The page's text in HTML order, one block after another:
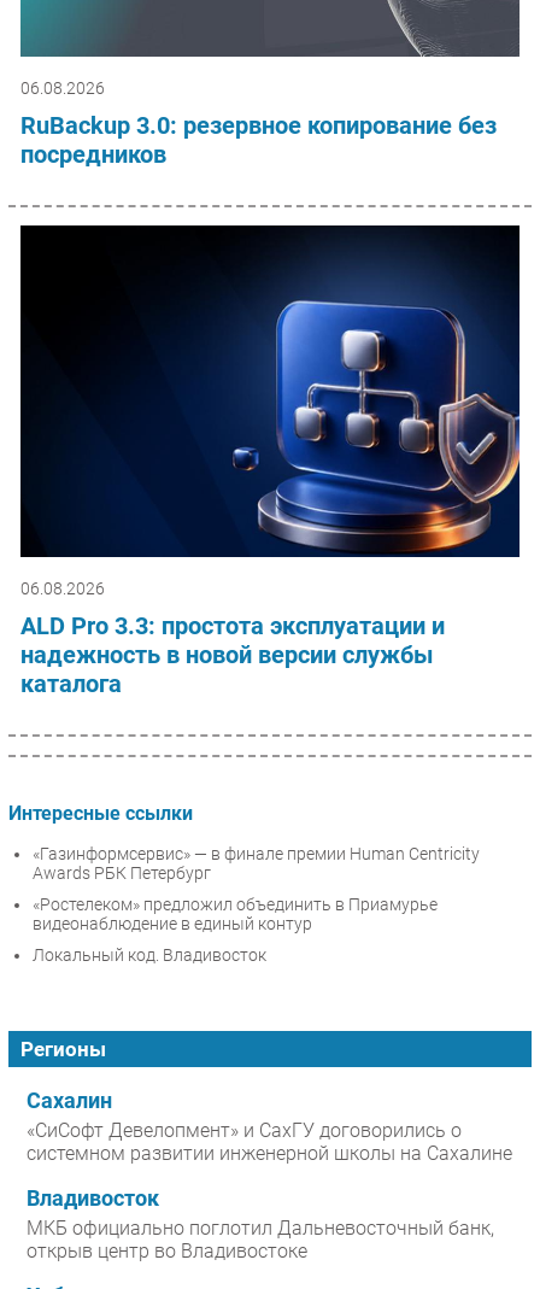
06.08.2026
RuBackup 3.0: резервное копирование без
посредников
06.08.2026
ALD Pro 3.3: простота эксплуатации и
надежность в новой версии службы
каталога
Интересные ссылки
«Газинформсервис» — в финале премии Human Centricity
Awards РБК Петербург
«Ростелеком» предложил объединить в Приамурье
видеонаблюдение в единый контур
Локальный код. Владивосток
Регионы
Сахалин
«СиСофт Девелопмент» и СахГУ договорились о
системном развитии инженерной школы на Сахалине
Владивосток
МКБ официально поглотил Дальневосточный банк,
открыв центр во Владивостоке